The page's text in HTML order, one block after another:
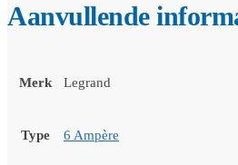
Aanvullende
Merk Legrand
Type 6 Ampère